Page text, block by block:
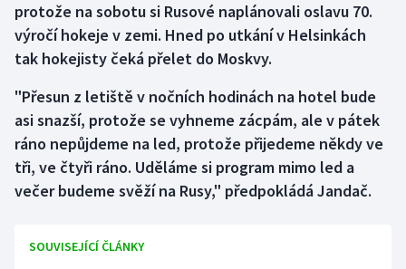
protože na sobotu si Rusové naplánovali oslavu 70.
výročí hokeje v zemi. Hned po utkání v Helsinkách
tak hokejisty čeká přelet do Moskvy.
"Přesun z letiště v nočních hodinách na hotel bude
asi snazší, protože se vyhneme zácpám, ale v pátek
ráno nepůjdeme na led, protože přijedeme někdy ve
tři, ve čtyři ráno. Uděláme si program mimo led a
večer budeme svěží na Rusy," předpokládá Jandač.
SOUVISEJÍCÍ ČLÁNKY